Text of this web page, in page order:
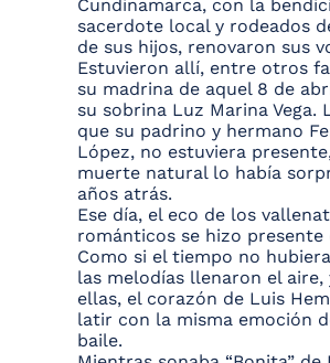
Cundinamarca, con la
sacerdote local y rodeados
de sus hijos, renovaron sus
Estuvieron allí, entre otros
su madrina de aquel 8 de
su sobrina Luz Marina Vega.
que su padrino y hermano
López, no estuviera
muerte natural lo había
años atrás.
Ese día, el eco de los
románticos se hizo presente
Como si el tiempo no
las melodías llenaron el aire,
ellas, el corazón de Luis
latir con la misma emoción
baile.